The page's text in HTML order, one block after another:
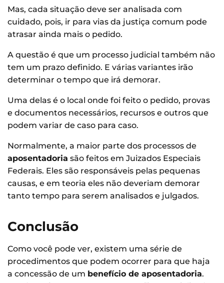
Mas, cada situação deve ser analisada com
cuidado, pois, ir para vias da justiça comum pode
atrasar ainda mais o pedido.
A questão é que um processo judicial também não
tem um prazo definido. E várias variantes irão
determinar o tempo que irá demorar.
Uma delas é o local onde foi feito o pedido, provas
e documentos necessários, recursos e outros que
podem variar de caso para caso.
Normalmente, a maior parte dos processos de
aposentadoria são feitos em Juizados Especiais
Federais. Eles são responsáveis pelas pequenas
causas, e em teoria eles não deveriam demorar
tanto tempo para serem analisados e julgados.
Conclusão
Como você pode ver, existem uma série de
procedimentos que podem ocorrer para que haja
a concessão de um benefício de aposentadoria.